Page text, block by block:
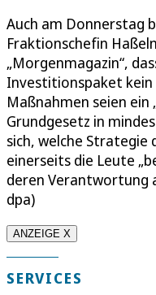
Auch am Donnerstag
Fraktionschefin
„Morgenmagazin“,
Investitionspaket kein
Maßnahmen seien
Grundgesetz in
sich, welche Strategie
einerseits die Leute
deren Verantwortung
dpa)
ANZEIGE X
SERVICES